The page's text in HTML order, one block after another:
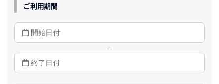
ご利用期間
—